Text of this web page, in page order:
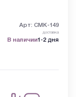
Арт: CMK-149
доставка
В наличии1-2 дня